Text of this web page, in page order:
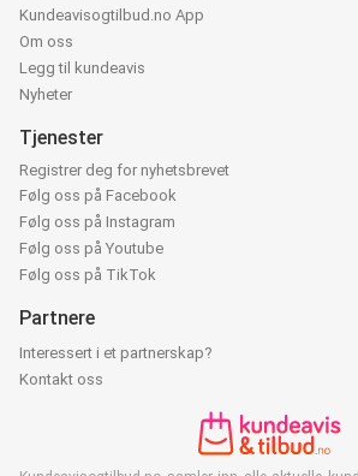
Kundeavisogtilbud.no App
Om oss
Legg til kundeavis
Nyheter
Tjenester
Registrer deg for nyhetsbrevet
Følg oss på Facebook
Følg oss på Instagram
Følg oss på Youtube
Følg oss på TikTok
Partnere
Interessert i et partnerskap?
Kontakt oss